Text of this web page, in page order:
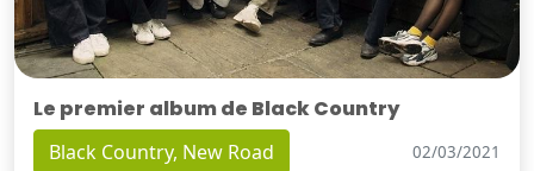
Le premier album de Black Country
Black Country, New Road 02/03/2021